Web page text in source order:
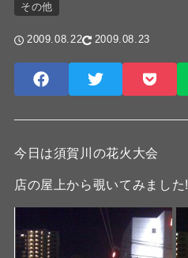
その他
2009.08.22 2009.08.23
今日は須賀川の花火大会
店の屋上から覗いてみました!